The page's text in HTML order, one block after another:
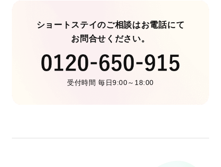
ショートステイのご相談はお電話にて
お問合せください。
受付時間 毎日9:00～18:00